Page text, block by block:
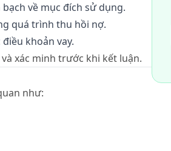
về mục đích sử dụng.
quá trình thu hồi nợ.
khoản vay.
xác minh trước khi kết luận.
như: